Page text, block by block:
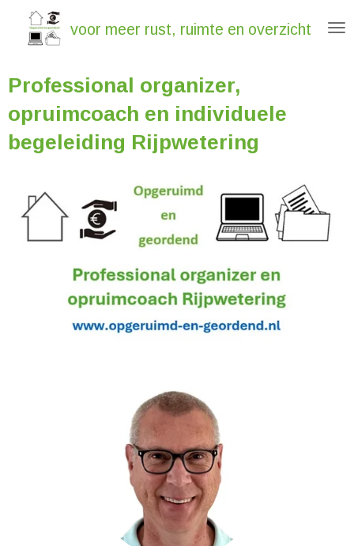
direct
de
hoofdinhoud
voor meer rust, ruimte en overzicht
Professional organizer,
opruimcoach en individuele
begeleiding Rijpwetering